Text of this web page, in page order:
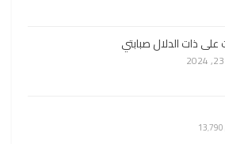
ذات الدلال صبابتي